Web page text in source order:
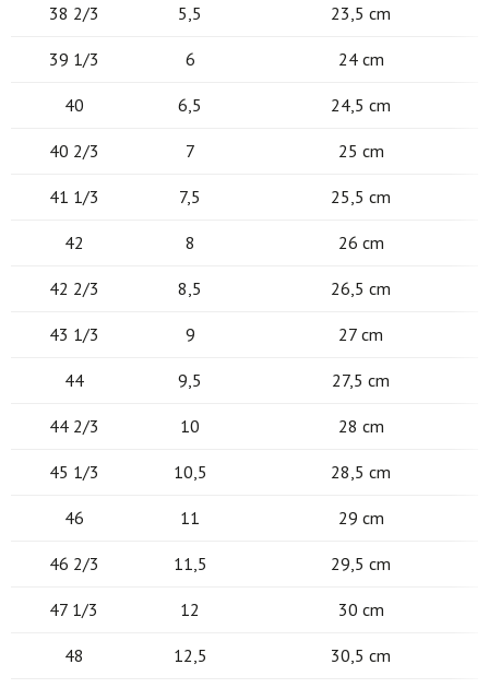
38 2/3 5,5 23,5 cm
39 1/3 6 24 cm
40 6,5 24,5 cm
40 2/3 7 25 cm
41 1/3 7,5 25,5 cm
42 8 26 cm
42 2/3 8,5 26,5 cm
43 1/3 9 27 cm
44 9,5 27,5 cm
44 2/3 10 28 cm
45 1/3 10,5 28,5 cm
46 11 29 cm
46 2/3 11,5 29,5 cm
47 1/3 12 30 cm
48 12,5 30,5 cm